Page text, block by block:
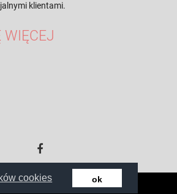
cookies ok
klientami.
WIĘCEJ